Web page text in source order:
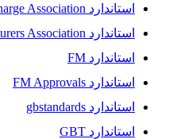
استاندارد Electrostatic Discharge Association
استاندارد Expansion Joint Manufacturers Association
استاندارد FM
استاندارد FM Approvals
استاندارد gbstandards
استاندارد GBT